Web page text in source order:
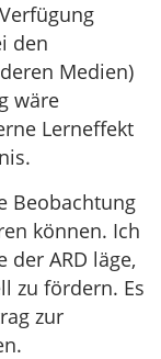
den
Medien)
wäre
Lerneffekt
Beobachtung
können. Ich
der ARD läge,
zu fördern. Es
zur